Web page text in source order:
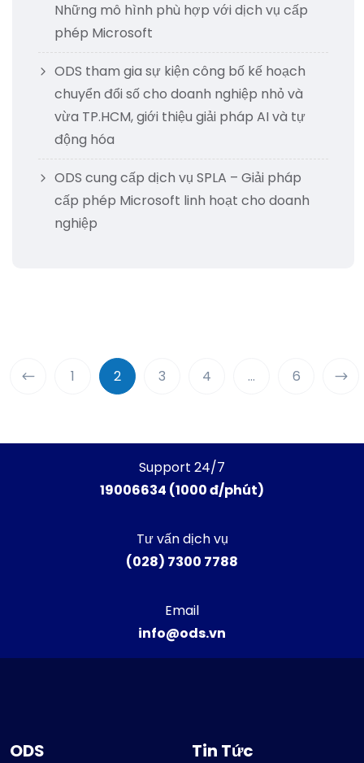
Những mô hình phù hợp với dịch vụ cấp
phép Microsoft
ODS tham gia sự kiện công bố kế hoạch
chuyển đổi số cho doanh nghiệp nhỏ và
vừa TP.HCM, giới thiệu giải pháp AI và tự
động hóa
ODS cung cấp dịch vụ SPLA – Giải pháp
cấp phép Microsoft linh hoạt cho doanh
nghiệp
1 2 3 4 … 6
Support 24/7
19006634 (1000 đ/phút)
Tư vấn dịch vụ
(028) 7300 7788
Email
info@ods.vn
ODS Tin Tức